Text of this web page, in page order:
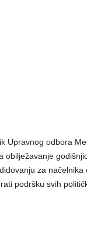
Upravnog odbora
obilježavanje
za
podršku svih